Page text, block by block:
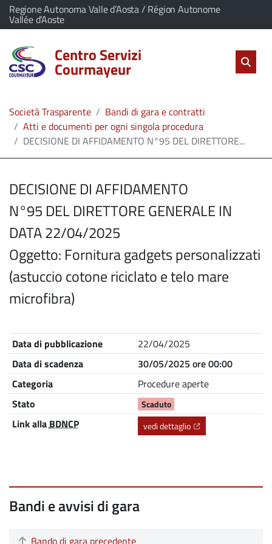
vai al contenuto
vai al menu principale
Home
Servizi
L'Amministrazione
Linea
diretta
Il comune di Centro Servizi Courmayeur appartiene a:
Regione Autonoma Valle d’Aosta / Région Autonome
Vallée d’Aoste(Apre il link in una nuova scheda)
Centro Servizi
Courmayeur
salta
Società Trasparente
Bandi di gara e contratti
Atti e documenti per ogni singola procedura
DECISIONE DI AFFIDAMENTO N°95 DEL DIRETTORE...
DECISIONE DI AFFIDAMENTO
N°95 DEL DIRETTORE GENERALE IN
DATA 22/04/2025
Oggetto: Fornitura gadgets personalizzati
(astuccio cotone riciclato e telo mare
microfibra)
Nome Descrizione
Data di pubblicazione
22/04/2025
Data di scadenza
30/05/2025 ore 00:00
Categoria
Procedure aperte
Stato
Scaduto
Link alla BDNCP vedi dettaglio (Apre il link in una
Bandi e avvisi di gara
Bando di gara precedente